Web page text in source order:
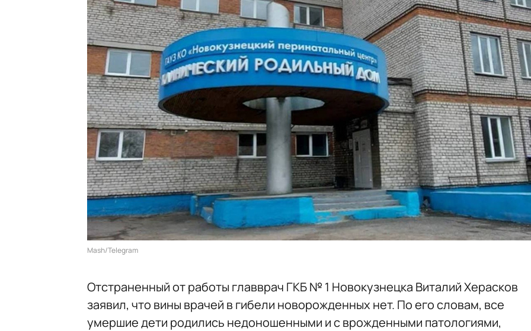
Mash/Telegram
Отстраненный от работы главврач ГКБ № 1 Новокузнецка Виталий Херасков
заявил, что вины врачей в гибели новорожденных нет. По его словам, все
умершие дети родились недоношенными и с врожденными патологиями,